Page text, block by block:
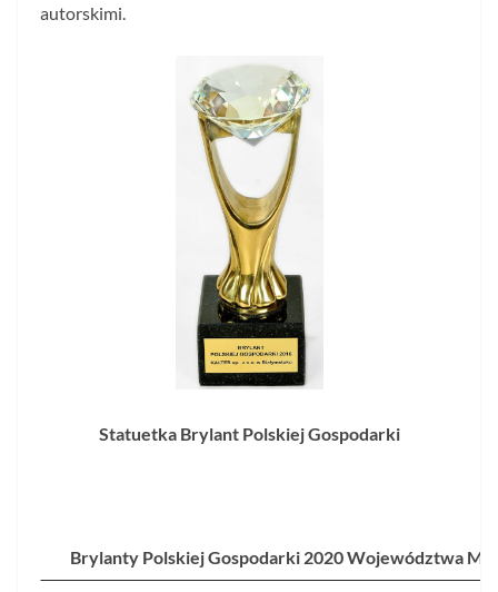
autorskimi.
Statuetka Brylant Polskiej Gospodarki
Brylanty Polskiej Gospodarki 2020 Województwa